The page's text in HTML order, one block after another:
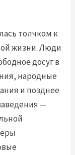
толчком к
жизни. Люди
досуг в
народные
и позднее
—